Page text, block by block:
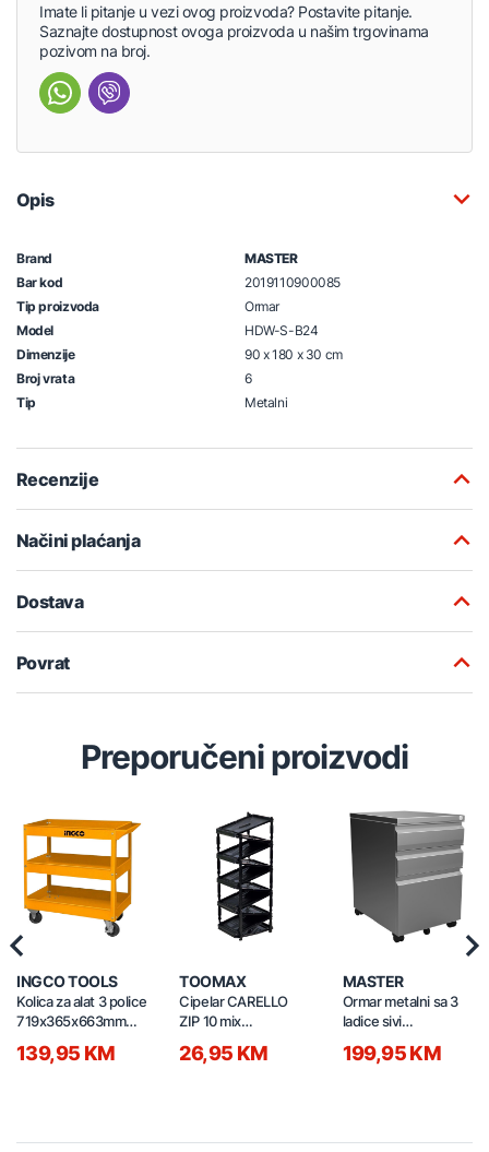
Imate li pitanje u vezi ovog proizvoda? Postavite pitanje.
Saznajte dostupnost ovoga proizvoda u našim trgovinama
pozivom na broj.
Opis
Brand
MASTER
Bar kod
2019110900085
Tip proizvoda
Ormar
Model
HDW-S-B24
Dimenzije
90 x 180 x 30 cm
Broj vrata
6
Tip
Metalni
Recenzije
Načini plaćanja
Dostava
Povrat
Preporučeni proizvodi
INGCO TOOLS
Kolica za alat 3 police
719x365x663mm
139,95 KM
TOOMAX
Cipelar CARELLO
ZIP 10 mix
Z149M041
26,95 KM
MASTER
Ormar metalni sa 3
ladice sivi
HDT-03L-RAL7016
199,95 KM